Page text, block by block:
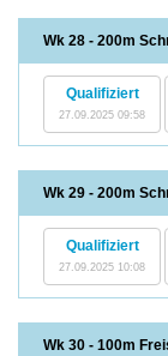
Wk 28 - 200m
Qualifiziert
27.09.2025 09:58
Wk 29 - 200m
Qualifiziert
27.09.2025 10:08
Wk 30 - 100m